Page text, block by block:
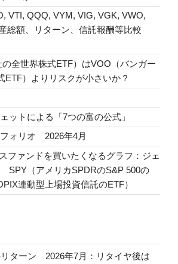
VTI, QQQ, VYM, VIG, VGK, VWO,
総額、リターン、信託報酬等比較
全世界株式ETF）はVOO（バンガー
ETF）よりリスクが小さいか？
ットによる「7つの富の公式」
ォリオ 2026年4月
ファンドを買いたくなるグラフ：ジェ
SPY（アメリカSPDRのS&P 500の
連動型上場投資信託のETF）
ターン 2026年7月：リタイヤ後は